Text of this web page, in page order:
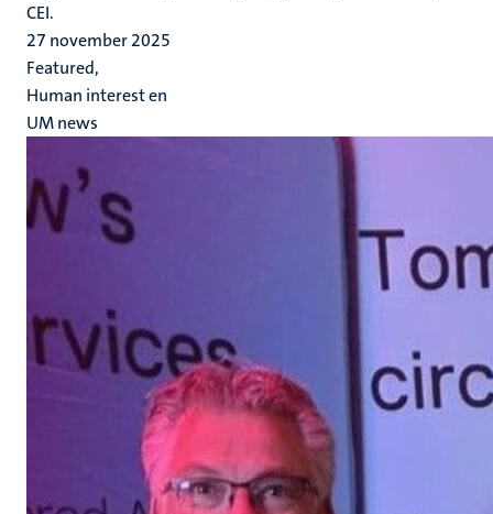
CEI.
27 november 2025
Featured,
Human interest en
UM news